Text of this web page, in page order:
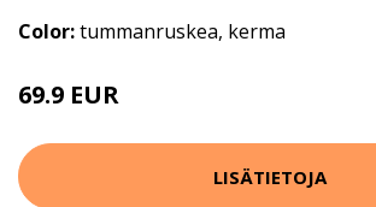
Color:tummanruskea, kerma
69.9 EUR
LISÄTIETOJA